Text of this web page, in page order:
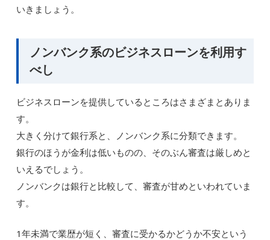
いきましょう。
ノンバンク系のビジネスローンを利用す
べし
ビジネスローンを提供しているところはさまざまとありま
す。
大きく分けて銀行系と、ノンバンク系に分類できます。
銀行のほうが金利は低いものの、そのぶん審査は厳しめと
いえるでしょう。
ノンバンクは銀行と比較して、審査が甘めといわれていま
す。
1年未満で業歴が短く、審査に受かるかどうか不安という